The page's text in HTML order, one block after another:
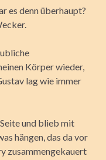
es denn überhaupt?
Körper wieder,
lag wie immer
und blieb mit
hängen, das da vor
zusammengekauert